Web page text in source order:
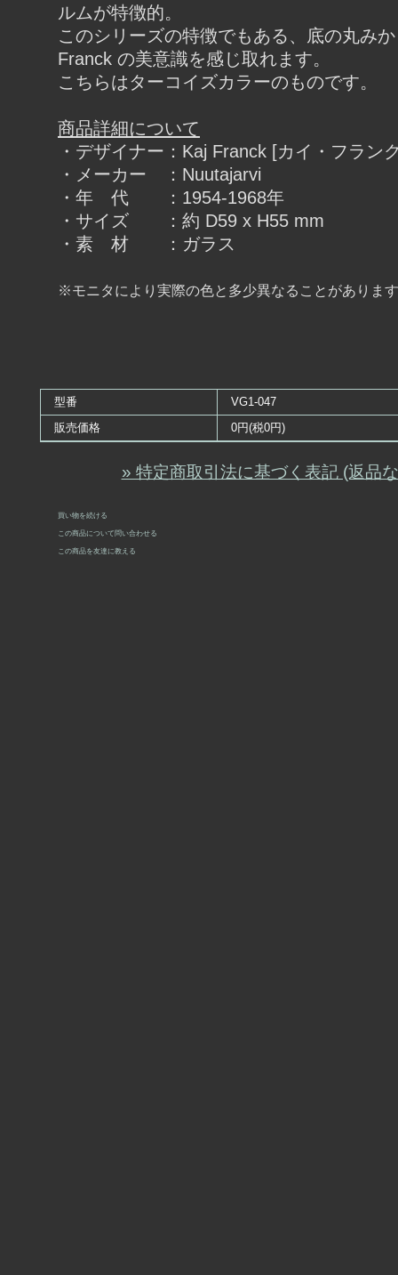
ルムが特徴的。
このシリーズの特徴でもある、底の丸み
Franck の美意識を感じ取れます。
こちらはターコイズカラーのものです。
商品詳細について
・デザイナー：Kaj Franck [カイ・フラン
・メーカー ：Nuutajarvi
・年 代 ：1954-1968年
・サイズ ：約 D59 x H55 mm
・素 材 ：ガラス
※モニタにより実際の色と多少異なることがありま
型番
VG1-047
販売価格
0円(税0円)
» 特定商取引法に基づく表記 (返品
買い物を続ける
この商品について問い合わせる
この商品を友達に教える